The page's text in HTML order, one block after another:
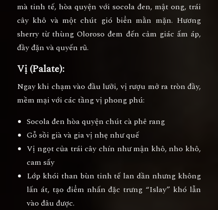
mà tinh tế, hòa quyện với socola đen, mật ong,trái
cây khô và một chút gió biển mằn mặn. Hương
sherry từ thùng Oloroso đem đến cảm giác ấm áp,
đầy đặn và quyến rũ.
Vị (Palate):
Ngay khi chạm vào đầu lưỡi, vị rượu mở ra tròn đầy,
mềm mại với các tầng vị phong phú:
Socola đen hòa quyện chútcà phê rang
Gỗ sồi già và gia vị nhẹ như quế
Vị ngọt của trái cây chín nhưmận khô, nho khô,
cam sấy
Lớp khói than bùn tinh tế lan dần nhưng không
lấn át, tạo điểm nhấn đặc trưng “Islay” khó lẫn
vào đâu được.